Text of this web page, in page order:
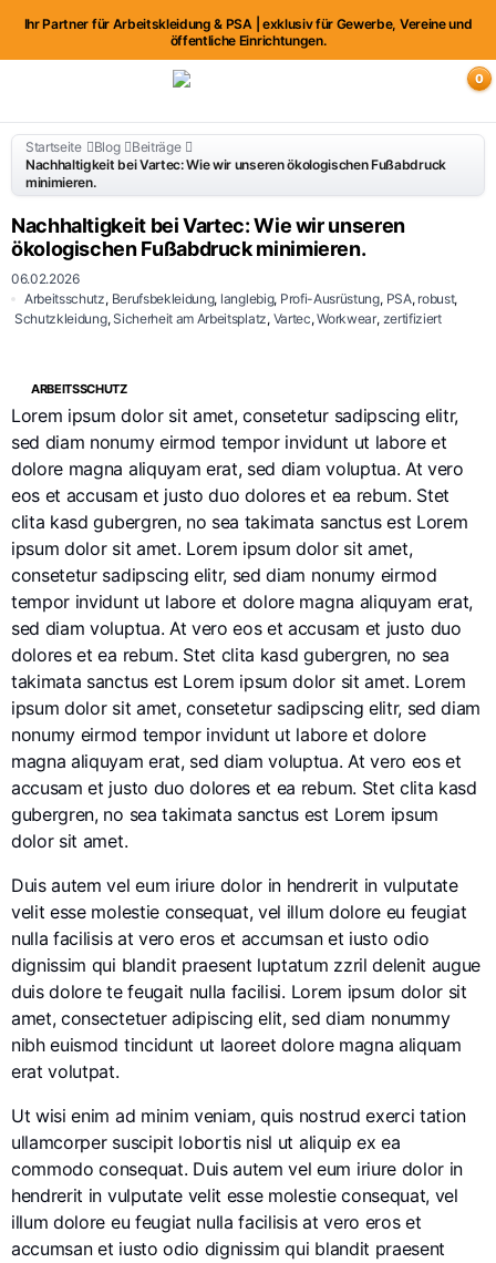
Ihr Partner für Arbeitskleidung & PSA | exklusiv für Gewerbe, Vereine und
öffentliche Einrichtungen.
0
Startseite Blog
Beiträge
Nachhaltigkeit bei Vartec: Wie wir unseren ökologischen Fußabdruck
minimieren.
Nachhaltigkeit bei Vartec: Wie wir unseren
ökologischen Fußabdruck minimieren.
06.02.2026
Arbeitsschutz, Berufsbekleidung, langlebig, Profi-Ausrüstung, PSA, robust,
Schutzkleidung, Sicherheit am Arbeitsplatz, Vartec, Workwear, zertifiziert
ARBEITSSCHUTZ
Lorem ipsum dolor sit amet, consetetur sadipscing elitr,
sed diam nonumy eirmod tempor invidunt ut labore et
dolore magna aliquyam erat, sed diam voluptua. At vero
eos et accusam et justo duo dolores et ea rebum. Stet
clita kasd gubergren, no sea takimata sanctus est Lorem
ipsum dolor sit amet. Lorem ipsum dolor sit amet,
consetetur sadipscing elitr, sed diam nonumy eirmod
tempor invidunt ut labore et dolore magna aliquyam erat,
sed diam voluptua. At vero eos et accusam et justo duo
dolores et ea rebum. Stet clita kasd gubergren, no sea
takimata sanctus est Lorem ipsum dolor sit amet. Lorem
ipsum dolor sit amet, consetetur sadipscing elitr, sed diam
nonumy eirmod tempor invidunt ut labore et dolore
magna aliquyam erat, sed diam voluptua. At vero eos et
accusam et justo duo dolores et ea rebum. Stet clita kasd
gubergren, no sea takimata sanctus est Lorem ipsum
dolor sit amet.
Duis autem vel eum iriure dolor in hendrerit in vulputate
velit esse molestie consequat, vel illum dolore eu feugiat
nulla facilisis at vero eros et accumsan et iusto odio
dignissim qui blandit praesent luptatum zzril delenit augue
duis dolore te feugait nulla facilisi. Lorem ipsum dolor sit
amet, consectetuer adipiscing elit, sed diam nonummy
nibh euismod tincidunt ut laoreet dolore magna aliquam
erat volutpat.
Ut wisi enim ad minim veniam, quis nostrud exerci tation
ullamcorper suscipit lobortis nisl ut aliquip ex ea
commodo consequat. Duis autem vel eum iriure dolor in
hendrerit in vulputate velit esse molestie consequat, vel
illum dolore eu feugiat nulla facilisis at vero eros et
accumsan et iusto odio dignissim qui blandit praesent